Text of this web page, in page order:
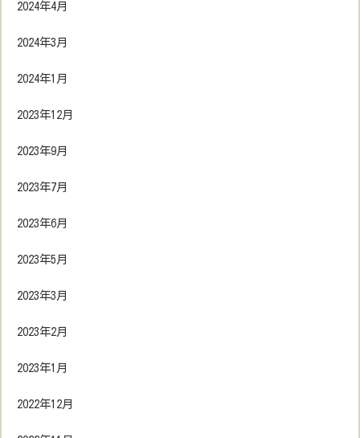
2024年4月
2024年3月
2024年1月
2023年12月
2023年9月
2023年7月
2023年6月
2023年5月
2023年3月
2023年2月
2023年1月
2022年12月